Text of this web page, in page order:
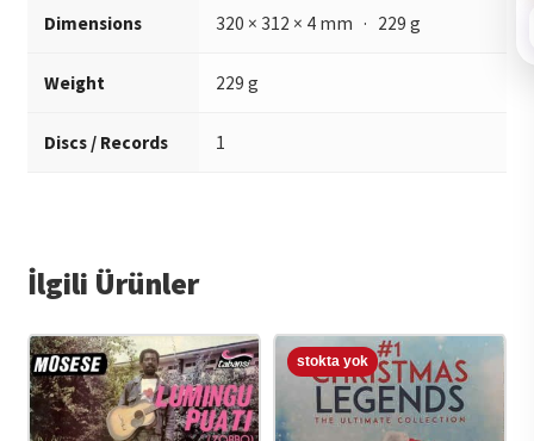
Dimensions 320 × 312 × 4 mm · 229 g
Weight 229 g
Discs / Records 1
İlgili Ürünler